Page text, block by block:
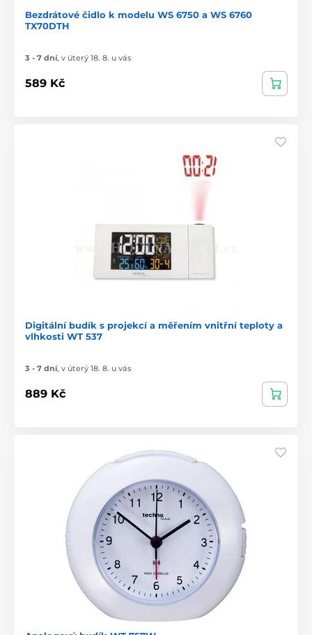
Bezdrátové čidlo k modelu WS 6750 a WS 6760
TX70DTH
3 - 7 dní, v úterý 18. 8. u vás
589 Kč
Digitální budík s projekcí a měřením vnitřní teploty a
vlhkosti WT 537
3 - 7 dní, v úterý 18. 8. u vás
889 Kč